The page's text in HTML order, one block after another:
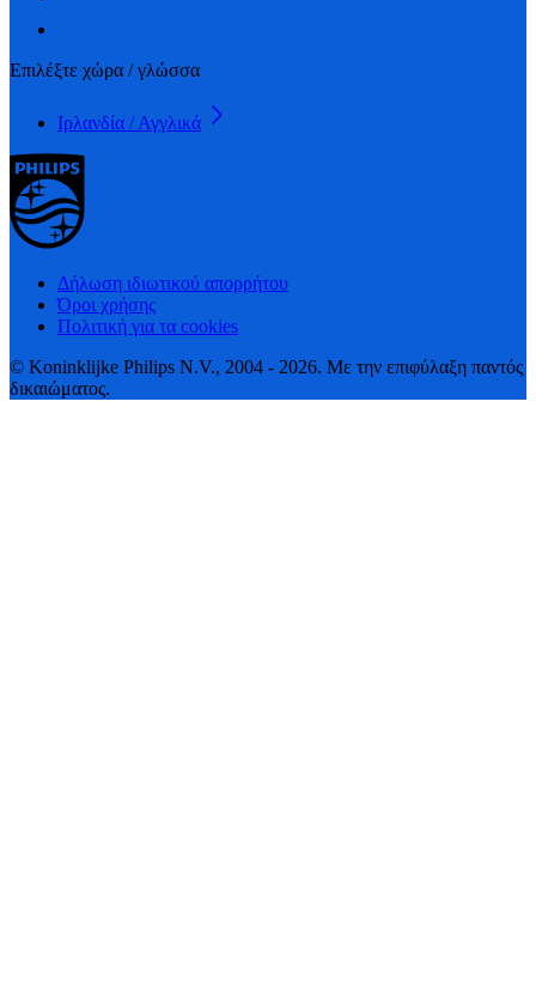
Επιλέξτε χώρα / γλώσσα
Ιρλανδία / Αγγλικά
Δήλωση ιδιωτικού απορρήτου
Όροι χρήσης
Πολιτική για τα cookies
© Koninklijke Philips N.V., 2004 - 2026. Με την επιφύλαξη παντός
δικαιώματος.